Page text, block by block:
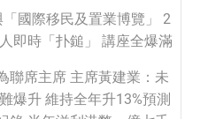
國際移民及置業博覽」 2
即時「扑鎚」 講座全爆滿
聯席主席 主席黃建業：未
爆升 維持全年升13%預測